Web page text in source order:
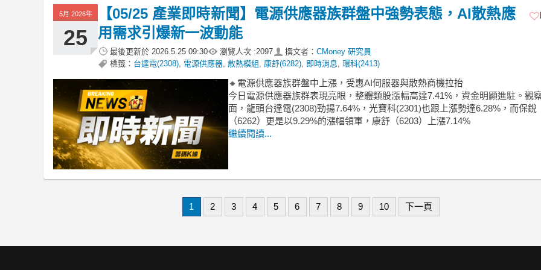
5月 2026年
25
【05/25 產業即時新聞】電源供應器族群盤中強勢表態，AI散熱應
用需求引爆新一波動能
最後更新於 2026.5.25 09:30 瀏覽人次 :2097 撰文者： CMoney 研究員
標籤： 台達電(2308) 電源供應器 散熱模組 康舒(6282) 即時消息 環科(2413)
🔸電源供應器族群盤中上漲，受惠AI伺服器與散熱商機拉抬
今日電源供應器族群表現亮眼，整體類股漲幅高達7.41%，資金明顯進駐。觀
面，龍頭台達電(2308)勁揚7.64%，光寶科(2301)也跟上漲勢達6.28%，而保銳
（6262）更是以9.29%的漲幅領軍，康舒（6203）上漲7.14%
繼續閱讀...
1 2 3 4 5 6 7 8 9 10 下一頁